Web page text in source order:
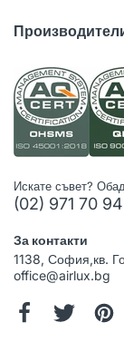
Искате съвет?
(02) 971 70
За контакти
1138, София,кв.
office@airlux.bg